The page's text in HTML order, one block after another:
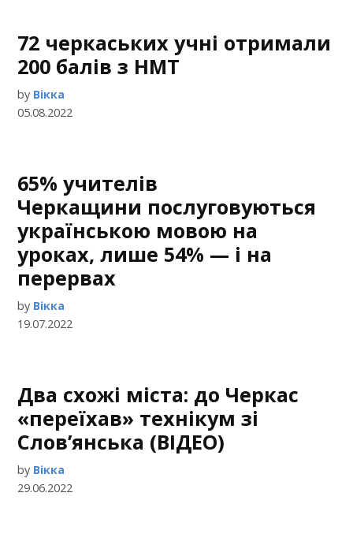
72 черкаських учні отримали
200 балів з НМТ
by Вікка
05.08.2022
65% учителів
Черкащини послуговуються
українською мовою на
уроках, лише 54% — і на
перервах
by Вікка
19.07.2022
Два схожі міста: до Черкас
«переїхав» технікум зі
Слов’янська (ВІДЕО)
by Вікка
29.06.2022